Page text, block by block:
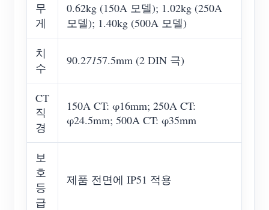
무
게
0.62kg (150A 모델); 1.02kg (250A
모델); 1.40kg (500A 모델)
치
수
90.27157.5mm (2 DIN 극)
CT
직
경
150A CT: φ16mm; 250A CT:
φ24.5mm; 500A CT: φ35mm
보
호
등
급
제품 전면에 IP51 적용